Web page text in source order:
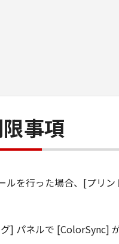
とします。 (2) お客様は
お客様は、「本ソフトウ
本契約に明示的に定める
ソフトウエア」及びその
諾ソフトウエア」が、
す。
事項
ルを行った場合、[プリ
] パネルで [ColorSync]